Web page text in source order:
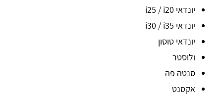
יונדאי i25 / i20
יונדאי i30 / i35
יונדאי טוסון
ולוסטר
סנטה פה
אקסנט